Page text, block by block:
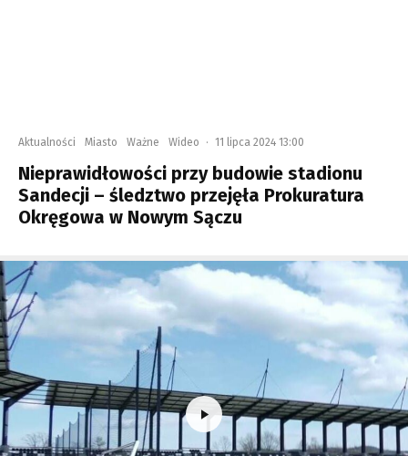
Aktualności Miasto Ważne Wideo · 11 lipca 2024 13:00
Nieprawidłowości przy budowie stadionu
Sandecji – śledztwo przejęła Prokuratura
Okręgowa w Nowym Sączu